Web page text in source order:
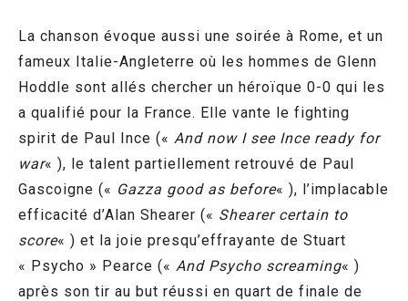
La chanson évoque aussi une soirée à Rome, et un
fameux Italie-Angleterre où les hommes de Glenn
Hoddle sont allés chercher un héroïque 0-0 qui les
a qualifié pour la France. Elle vante le fighting
spirit de Paul Ince (« And now I see Ince ready for
war« ), le talent partiellement retrouvé de Paul
Gascoigne (« Gazza good as before« ), l’implacable
efficacité d’Alan Shearer (« Shearer certain to
score« ) et la joie presqu’effrayante de Stuart
« Psycho » Pearce (« And Psycho screaming« )
après son tir au but réussi en quart de finale de